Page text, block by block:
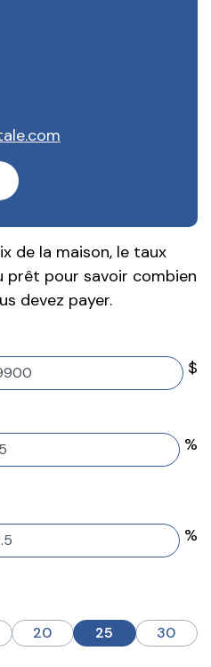
de la maison, le taux
prêt pour savoir combien
devez payer.
$
%
%
20 25 30